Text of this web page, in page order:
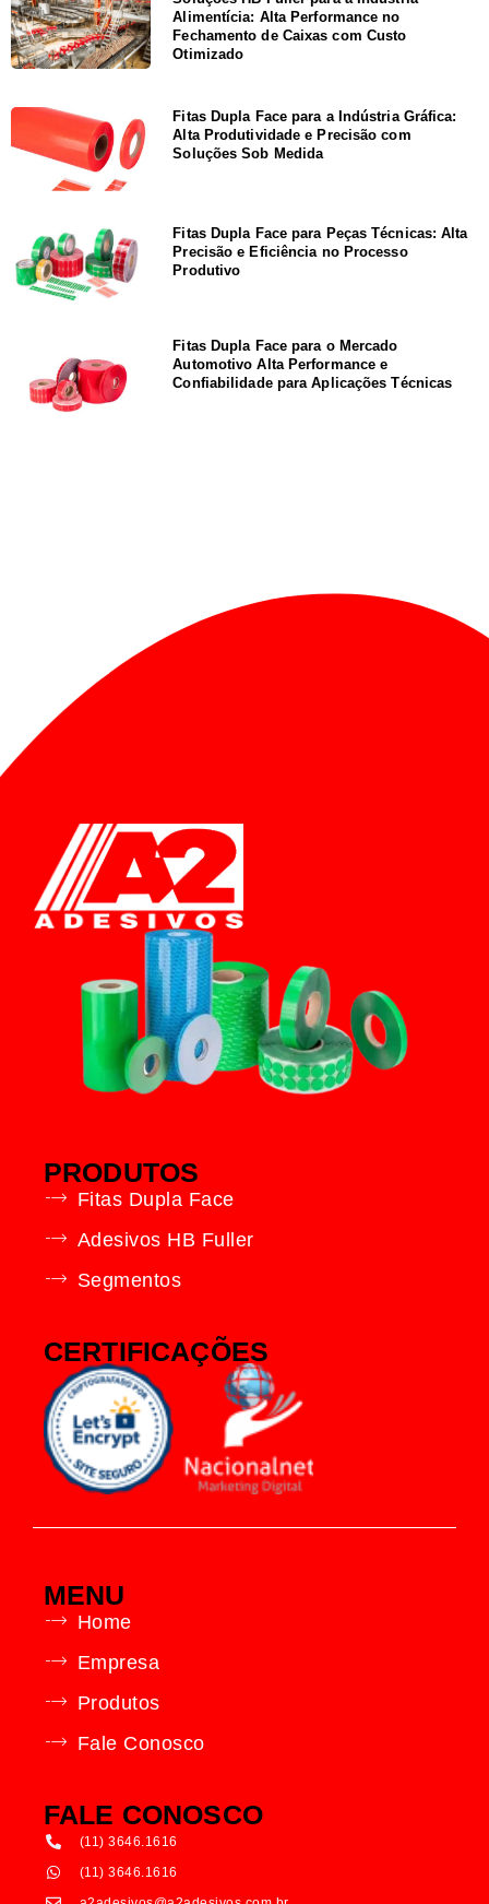
Alimentícia: Alta Performance no
Fechamento de Caixas com Custo
Otimizado
Fitas Dupla Face para a Indústria Gráfica:
Alta Produtividade e Precisão com
Soluções Sob Medida
Fitas Dupla Face para Peças Técnicas: Alta
Precisão e Eficiência no Processo
Produtivo
Fitas Dupla Face para o Mercado
Automotivo Alta Performance e
Confiabilidade para Aplicações Técnicas
PRODUTOS
Fitas Dupla Face
Adesivos HB Fuller
Segmentos
CERTIFICAÇÕES
MENU
Home
Empresa
Produtos
Fale Conosco
FALE CONOSCO
(11) 3646.1616
(11) 3646.1616